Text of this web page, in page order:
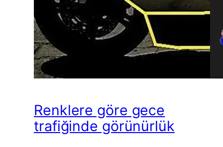
Renklere göre gece
trafiğinde görünürlük